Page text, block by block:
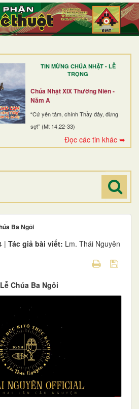
TIN MỪNG CHÚA NHẬT - LỄ
TRỌNG
Chúa Nhật XIX Thường Niên -
Năm A
“Cứ yên tâm, chính Thầy đây, đừng
sợ!” (Mt 14,22-33)
Đọc các tin khác ➥
Ba Ngôi
| Tác giả bài viết: Lm. Thái Nguyên
Chúa Ba Ngôi